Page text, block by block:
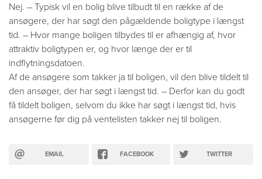
Nej. – Typisk vil en bolig blive tilbudt til en række af de
ansøgere, der har søgt den pågældende boligtype i længst
tid. – Hvor mange boligen tilbydes til er afhængig af, hvor
attraktiv boligtypen er, og hvor længe der er til
indflytningsdatoen.
Af de ansøgere som takker ja til boligen, vil den blive tildelt til
den ansøger, der har søgt i længst tid. – Derfor kan du godt
få tildelt boligen, selvom du ikke har søgt i længst tid, hvis
ansøgerne før dig på ventelisten takker nej til boligen.
EMAIL FACEBOOK TWITTER